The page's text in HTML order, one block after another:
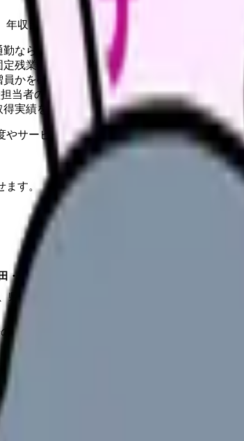
収目安、職場選び、応募ルートを整理。
なら駐車場と冬季・雨天時も確認する。
残業代、賞与算定を分けて見る。
かを確認する。
当者の有無を確認する。
実績を見る。
サービスの最新条件は公的機関・勤務先・各
ます。
・飯田・佐久など主要エリアごとの求人傾向、通
内を一括りにせず、生活圏ごとに比較します。
見極めは